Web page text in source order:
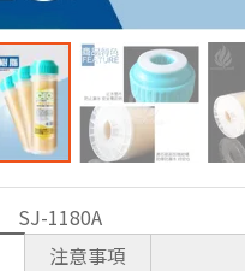
SJ-1180A
注意事項